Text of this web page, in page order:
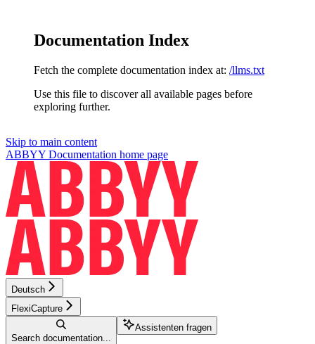
Documentation Index
Fetch the complete documentation index at: /llms.txt
Use this file to discover all available pages before
exploring further.
Skip to main content
ABBYY Documentation home page
Deutsch
FlexiCapture
Search documentation...
Assistenten fragen